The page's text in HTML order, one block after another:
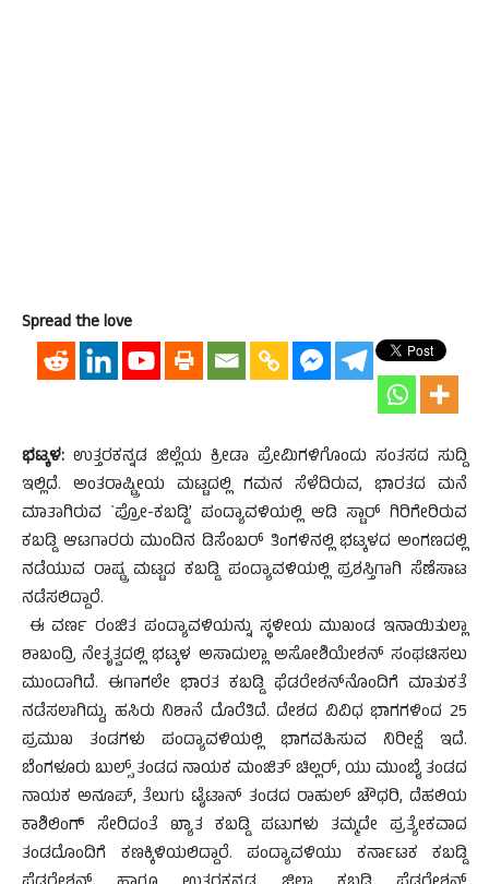
Spread the love
ಭಟ್ಕಳ: ಉತ್ತರಕನ್ನಡ ಜಿಲ್ಲೆಯ ಕ್ರೀಡಾ ಪ್ರೇಮಿಗಳಿಗೊಂದು ಸಂತಸದ ಸುದ್ದಿ
ಇಲ್ಲಿದೆ. ಅಂತರಾಷ್ಟ್ರೀಯ ಮಟ್ಟದಲ್ಲಿ ಗಮನ ಸೆಳೆದಿರುವ, ಭಾರತದ ಮನೆ
ಮಾತಾಗಿರುವ `ಪ್ರೋ-ಕಬಡ್ಡಿ’ ಪಂದ್ಯಾವಳಿಯಲ್ಲಿ ಆಡಿ ಸ್ಟಾರ್ ಗಿರಿಗೇರಿರುವ
ಕಬಡ್ಡಿ ಆಟಗಾರರು ಮುಂದಿನ ಡಿಸೆಂಬರ್ ತಿಂಗಳಿನಲ್ಲಿ ಭಟ್ಕಳದ ಅಂಗಣದಲ್ಲಿ
ನಡೆಯುವ ರಾಷ್ಟ್ರ ಮಟ್ಟದ ಕಬಡ್ಡಿ ಪಂದ್ಯಾವಳಿಯಲ್ಲಿ ಪ್ರಶಸ್ತಿಗಾಗಿ ಸೆಣೆಸಾಟ
ನಡೆಸಲಿದ್ದಾರೆ.
ಈ ವರ್ಣ ರಂಜಿತ ಪಂದ್ಯಾವಳಿಯನ್ನು ಸ್ಥಳೀಯ ಮುಖಂಡ ಇನಾಯಿತುಲ್ಲಾ
ಶಾಬಂದ್ರಿ ನೇತೃತ್ವದಲ್ಲಿ ಭಟ್ಕಳ ಅಸಾದುಲ್ಲಾ ಅಸೋಶಿಯೇಶನ್ ಸಂಘಟಿಸಲು
ಮುಂದಾಗಿದೆ. ಈಗಾಗಲೇ ಭಾರತ ಕಬಡ್ಡಿ ಫೆಡರೇಶನ್‍ನೊಂದಿಗೆ ಮಾತುಕತೆ
ನಡೆಸಲಾಗಿದ್ದು, ಹಸಿರು ನಿಶಾನೆ ದೊರೆತಿದೆ. ದೇಶದ ವಿವಿಧ ಭಾಗಗಳಿಂದ 25
ಪ್ರಮುಖ ತಂಡಗಳು ಪಂದ್ಯಾವಳಿಯಲ್ಲಿ ಭಾಗವಹಿಸುವ ನಿರೀಕ್ಷೆ ಇದೆ.
ಬೆಂಗಳೂರು ಬುಲ್ಸ್ ತಂಡದ ನಾಯಕ ಮಂಜಿತ್ ಚಿಲ್ಲರ್, ಯು ಮುಂಬೈ ತಂಡದ
ನಾಯಕ ಅನೂಪ್, ತೆಲುಗು ಟೈಟಾನ್ ತಂಡದ ರಾಹುಲ್ ಚೌಧರಿ, ದೆಹಲಿಯ
ಕಾಶಿಲಿಂಗ್ ಸೇರಿದಂತೆ ಖ್ಯಾತ ಕಬಡ್ಡಿ ಪಟುಗಳು ತಮ್ಮದೇ ಪ್ರತ್ಯೇಕವಾದ
ತಂಡದೊಂದಿಗೆ ಕಣಕ್ಕಿಳಿಯಲಿದ್ದಾರೆ. ಪಂದ್ಯಾವಳಿಯು ಕರ್ನಾಟಕ ಕಬಡ್ಡಿ